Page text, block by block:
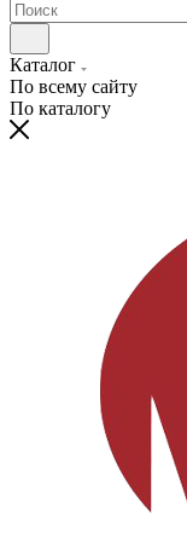
Каталог
По всему сайту
По каталогу